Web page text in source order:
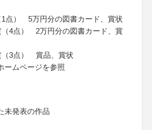
1点） 5万円分の図書カード、賞状
（4点） 2万円分の図書カード、賞
（3点） 賞品、賞状
ームページを参照
未発表の作品